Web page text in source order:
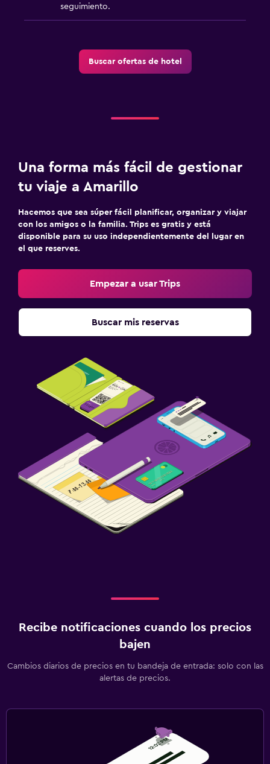
seguimiento.
Buscar ofertas de hotel
Una forma más fácil de gestionar
tu viaje a Amarillo
Hacemos que sea súper fácil planificar, organizar y viajar
con los amigos o la familia. Trips es gratis y está
disponible para su uso independientemente del lugar en
el que reserves.
Empezar a usar Trips
Buscar mis reservas
Recibe notificaciones cuando los precios
bajen
Cambios diarios de precios en tu bandeja de entrada: solo con las
alertas de precios.